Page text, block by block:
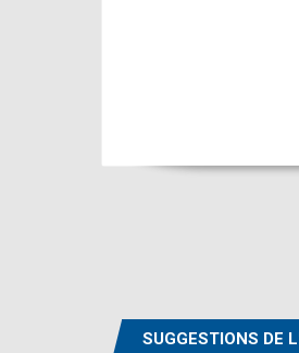
SUGGESTIONS